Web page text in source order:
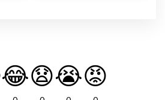
😂😧😭😡